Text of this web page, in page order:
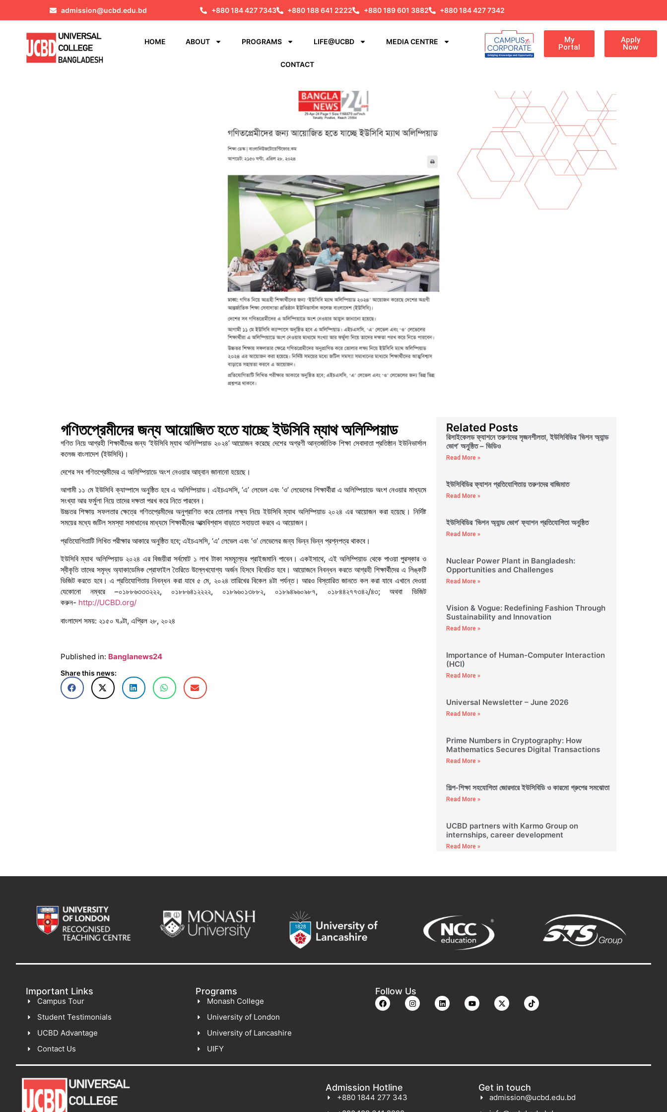
admission@ucbd.edu.bd +880 184 427 7343 +880 188 641 2222 +880 189 601 3882 +880 184 427 7342
HOME ABOUT PROGRAMS LIFE@UCBD MEDIA CENTRE
CONTACT
My
Portal
Apply
Now
গণিতপ্রেমীদের জন্য আয়োজিত হতে যাচ্ছে ইউসিবি ম্যাথ অলিম্পিয়াড
গণিত নিয়ে আগ্রহী শিক্ষার্থীদের জন্য ‘ইউসিবি ম্যাথ অলিম্পিয়াড ২০২৪’ আয়োজন করেছে দেশের অগ্রণী আন্তর্জাতিক শিক্ষা সেবাদাতা প্রতিষ্ঠান ইউনিভার্সাল
কলেজ বাংলাদেশ (ইউসিবি)।
দেশের সব গণিতপ্রেমীদের এ অলিম্পিয়াডে অংশ নেওয়ার আহ্বান জানানো হয়েছে।
আগামী ১১ মে ইউসিবি ক্যাম্পাসে অনুষ্ঠিত হবে এ অলিম্পিয়াড। এইচএসসি, ‘এ’ লেভেল এবং ‘ও’ লেভেলের শিক্ষার্থীরা এ অলিম্পিয়াডে অংশ নেওয়ার মাধ্যমে
সংখ্যা আর ফর্মুলা নিয়ে তাদের দক্ষতা পরখ করে নিতে পারবেন।
উচ্চতর শিক্ষায় সফলতার ক্ষেত্রে গণিতপ্রেমীদের অনুপ্রাণিত করে তোলার লক্ষ্য নিয়ে ইউসিবি ম্যাথ অলিম্পিয়াড ২০২৪ এর আয়োজন করা হয়েছে। নির্দিষ্ট
সময়ের মধ্যে জটিল সমস্যা সমাধানের মাধ্যমে শিক্ষার্থীদের আত্মবিশ্বাস বাড়াতে সহায়তা করবে এ আয়োজন।
প্রতিযোগিতাটি লিখিত পরীক্ষার আকারে অনুষ্ঠিত হবে; এইচএসসি, ‘এ’ লেভেল এবং ‘ও’ লেভেলের জন্য ভিন্ন ভিন্ন প্রশ্নপত্র থাকবে।
ইউসিবি ম্যাথ অলিম্পিয়াড ২০২৪ এর বিজয়ীরা সর্বমোট ১ লাখ টাকা সমমূল্যের প্রাইজমানি পাবেন। একইসাথে, এই অলিম্পিয়াড থেকে পাওয়া পুরস্কার ও
স্বীকৃতি তাদের সমৃদ্ধ অ্যাকাডেমিক প্রোফাইল তৈরিতে উল্লেখযোগ্য অর্জন হিসবে বিবেচিত হবে। আয়োজনে নিবন্ধন করতে আগ্রহী শিক্ষার্থীদের এ লিঙ্কটি
ভিজিট করতে হবে। এ প্রতিযোগিতায় নিবন্ধন করা যাবে ৫ মে, ২০২৪ তারিখের বিকেল ৪টা পর্যন্ত। আরও বিস্তারিত জানতে কল করা যাবে এখানে দেওয়া
যেকোনো নম্বরে –০১৮৮৬৩৩৩২২২, ০১৮৮৬৪১২২২২, ০১৮৯৬০১৩৮৮২, ০১৮৯৪৯৬০৯৮৭, ০১৮৪৪২৭৭৩৪২/৪৩; অথবা ভিজিট
করুন- http://UCBD.org/
বাংলাদেশ সময়: ২১৫০ ঘণ্টা, এপ্রিল ২৮, ২০২৪
Published in: Banglanews24
Share this news:
Related Posts
রিসাইকেলড ফ্যাশনে তরুণদের সৃজনশীলতা, ইউসিবিডির ‘ভিশন অ্যান্ড
ভোগ’ অনুষ্ঠিত – ভিডিও
Read More »
ইউসিবিডির ফ্যাশন প্রতিযোগিতায় তরুণদের বাজিমাত
Read More »
ইউসিবিডির ‘ভিশন অ্যান্ড ভোগ’ ফ্যাশন প্রতিযোগিতা অনুষ্ঠিত
Read More »
Nuclear Power Plant in Bangladesh:
Opportunities and Challenges
Read More »
Vision & Vogue: Redefining Fashion Through
Sustainability and Innovation
Read More »
Importance of Human-Computer Interaction
(HCI)
Read More »
Universal Newsletter – June 2026
Read More »
Prime Numbers in Cryptography: How
Mathematics Secures Digital Transactions
Read More »
শিল্প-শিক্ষা সহযোগিতা জোরদারে ইউসিবিডি ও কারমো গ্রুপের সমঝোতা
Read More »
UCBD partners with Karmo Group on
internships, career development
Read More »
Important Links
Campus Tour
Student Testimonials
UCBD Advantage
Contact Us
Programs
Monash College
University of London
University of Lancashire
UIFY
Follow Us
Admission Hotline
+880 1844 277 343
Get in touch
admission@ucbd.edu.bd